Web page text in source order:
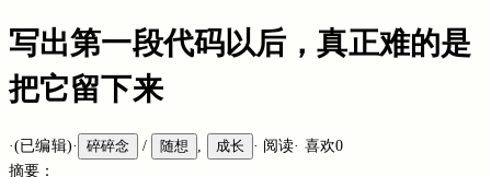
写出第一段代码以后，真正难的是
把它留下来
·(已编辑)· 碎碎念 / 随想 成长 · 阅读· 喜欢0
摘要：